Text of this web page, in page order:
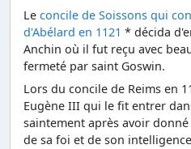
Le concile de Soissons qui
d'Abélard en 1121 * décida
Anchin où il fut reçu avec
fermeté par saint Goswin.
Lors du concile de Reims en
Eugène III qui le fit entrer
saintement après avoir
de sa foi et de son